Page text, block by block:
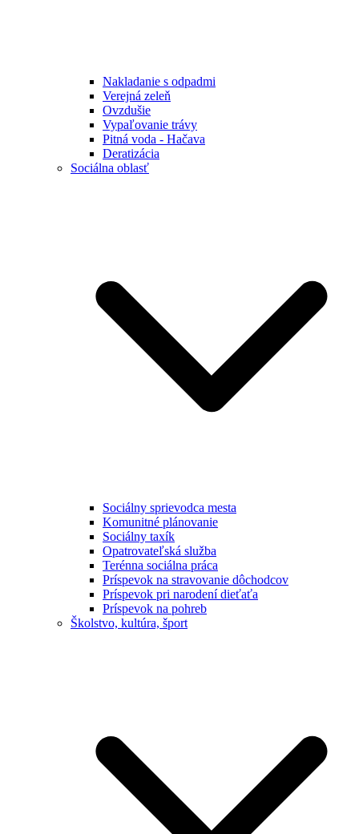
Nakladanie s odpadmi
Verejná zeleň
Ovzdušie
Vypaľovanie trávy
Pitná voda - Hačava
Deratizácia
Sociálna oblasť
Sociálny sprievodca mesta
Komunitné plánovanie
Sociálny taxík
Opatrovateľská služba
Terénna sociálna práca
Príspevok na stravovanie dôchodcov
Príspevok pri narodení dieťaťa
Príspevok na pohreb
Školstvo, kultúra, šport